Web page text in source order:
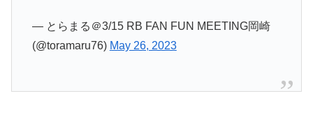
— とらまる＠3/15 RB FAN FUN MEETING岡崎
(@toramaru76) May 26, 2023